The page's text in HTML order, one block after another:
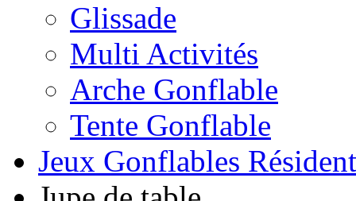
Glissade
Multi Activités
Arche Gonflable
Tente Gonflable
Jeux Gonflables